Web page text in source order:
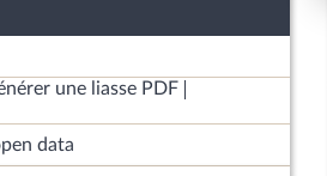
une liasse PDF
data